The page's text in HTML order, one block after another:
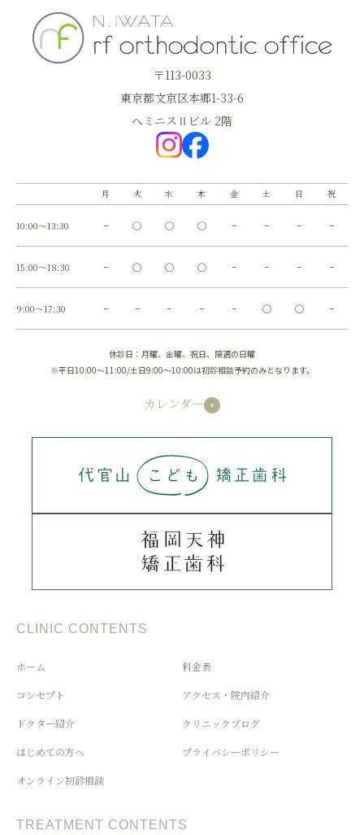
〒113-0033
東京都文京区本郷1-33-6
へミニスⅡビル 2階
月 火 水 木 金 土 日 祝
10:00～13:30 − ◯ ◯ ◯ − − − −
15:00～18:30 − ◯ ◯ ◯ − − − −
9:00～17:30 − − − − − ◯ ◯ −
休診日：月曜、金曜、祝日、隔週の日曜
※平日10:00～11:00/土日9:00～10:00は初診相談予約のみとなります。
カレンダー
CLINIC CONTENTS
ホーム
コンセプト
ドクター紹介
はじめての方へ
オンライン初診相談
料金表
アクセス・院内紹介
クリニックブログ
プライバシーポリシー
TREATMENT CONTENTS